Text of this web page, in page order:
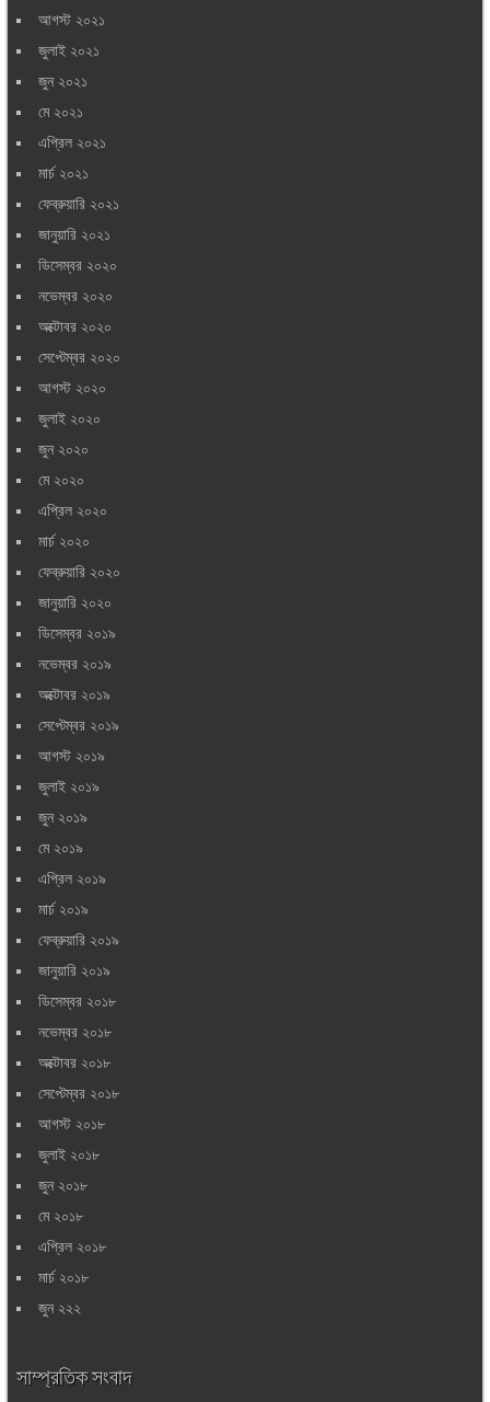
আগস্ট ২০২১
জুলাই ২০২১
জুন ২০২১
মে ২০২১
এপ্রিল ২০২১
মার্চ ২০২১
ফেব্রুয়ারি ২০২১
জানুয়ারি ২০২১
ডিসেম্বর ২০২০
নভেম্বর ২০২০
অক্টোবর ২০২০
সেপ্টেম্বর ২০২০
আগস্ট ২০২০
জুলাই ২০২০
জুন ২০২০
মে ২০২০
এপ্রিল ২০২০
মার্চ ২০২০
ফেব্রুয়ারি ২০২০
জানুয়ারি ২০২০
ডিসেম্বর ২০১৯
নভেম্বর ২০১৯
অক্টোবর ২০১৯
সেপ্টেম্বর ২০১৯
আগস্ট ২০১৯
জুলাই ২০১৯
জুন ২০১৯
মে ২০১৯
এপ্রিল ২০১৯
মার্চ ২০১৯
ফেব্রুয়ারি ২০১৯
জানুয়ারি ২০১৯
ডিসেম্বর ২০১৮
নভেম্বর ২০১৮
অক্টোবর ২০১৮
সেপ্টেম্বর ২০১৮
আগস্ট ২০১৮
জুলাই ২০১৮
জুন ২০১৮
মে ২০১৮
এপ্রিল ২০১৮
মার্চ ২০১৮
জুন ২২২
সাম্প্রতিক সংবাদ